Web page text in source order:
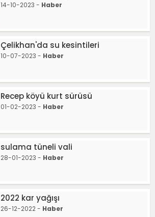
14-10-2023 - Haber
Çelikhan'da su kesintileri
10-07-2023 - Haber
Recep köyü kurt sürüsü
01-02-2023 - Haber
sulama tüneli vali
28-01-2023 - Haber
2022 kar yağışı
26-12-2022 - Haber